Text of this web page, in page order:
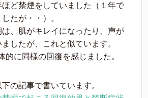
ほど禁煙をしていました（１年で
たが・・）。
、肌がキレイになったり、声が
したが、これと似ています。
的に同様の回復を感じました。
の記事で書いています。